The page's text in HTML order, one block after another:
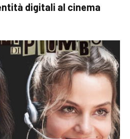
digitali al cinema